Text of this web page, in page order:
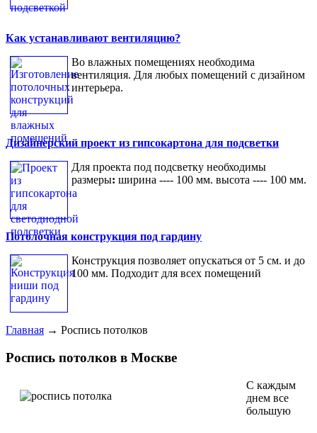
Как устанавливают вентиляцию?
Во влажных помещениях необходима
вентиляция. Для любых помещений с дизайном
интерьера.
Дизайнерский проект из гипсокартона для подсветки
Для проекта под подсветку необходимы
размеры: ширина ---- 100 мм. высота ---- 100 мм.
Потолочная конструкция под гардину
Конструкция позволяет опускаться от 5 см. и до
100 мм. Подходит для всех помещений
Главная → Роспись потолков
Роспись потолков в Москве
С каждым
днем все
большую